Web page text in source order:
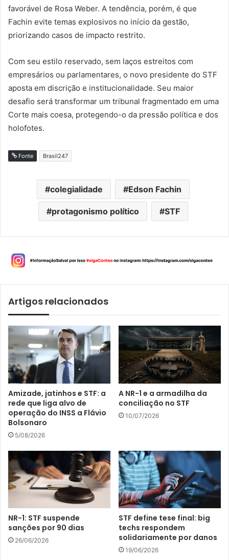
favorável de Rosa Weber. A tendência, porém, é que
Fachin evite temas explosivos no início da gestão,
priorizando casos de impacto restrito.
Com seu estilo reservado, sem laços estreitos com
empresários ou parlamentares, o novo presidente do STF
aposta em discrição e institucionalidade. Seu maior
desafio será transformar um tribunal fragmentado em uma
Corte mais coesa, protegendo-o da pressão política e dos
holofotes.
Fonte Brasil247
colegialidade Edson Fachin
protagonismo político STF
Artigos relacionados
Amizade, jatinhos e STF: a
rede que liga alvo de
operação do INSS a Flávio
Bolsonaro
5/08/2026
A NR-1 e a armadilha da
conciliação no STF
10/07/2026
NR-1: STF suspende
sanções por 90 dias
26/06/2026
STF define tese final: big
techs respondem
solidariamente por danos
19/06/2026